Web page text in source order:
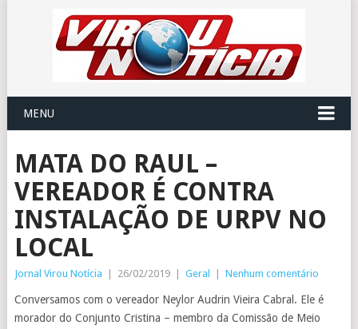
MENU
MATA DO RAUL –
VEREADOR É CONTRA
INSTALAÇÃO DE URPV NO
LOCAL
Jornal Virou Notícia 26/02/2019 Geral Nenhum comentário
Conversamos com o vereador Neylor Audrin Vieira Cabral. Ele é
morador do Conjunto Cristina – membro da Comissão de Meio